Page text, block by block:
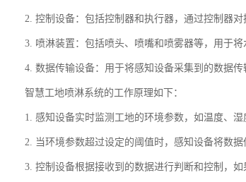
2. 控制设备：包括控制器和执行器，通过控制器
3. 喷淋装置：包括喷头、喷嘴和喷雾器等，用于将
4. 数据传输设备：用于将感知设备采集到的数据
智慧工地喷淋系统的工作原理如下：
1. 感知设备实时监测工地的环境参数，如温度、湿
2. 当环境参数超过设定的阈值时，感知设备将数据
3. 控制设备根据接收到的数据进行判断和控制，